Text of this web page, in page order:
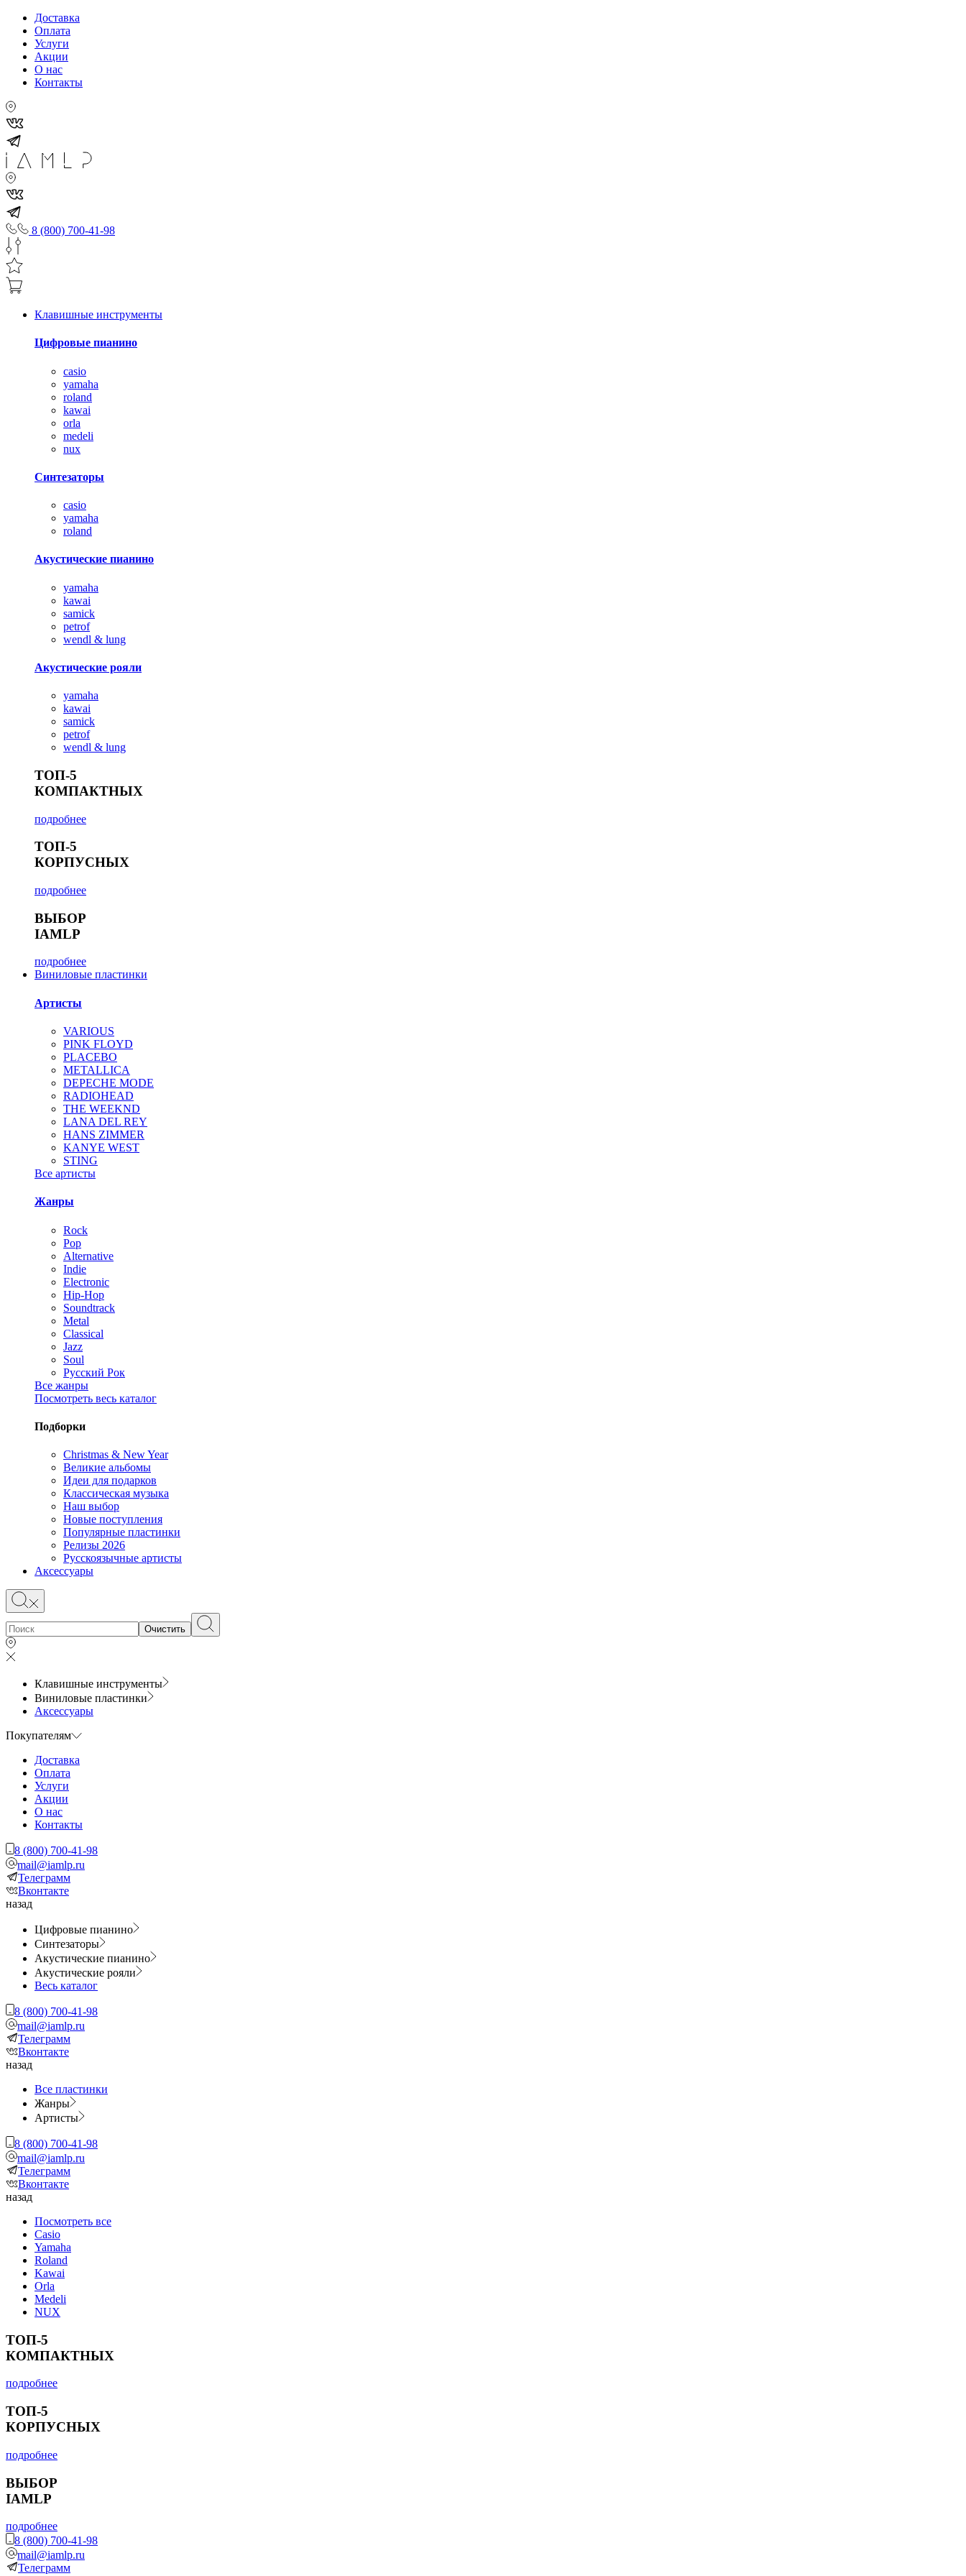
Доставка
Оплата
Услуги
Акции
О нас
Контакты
8 (800) 700-41-98
Клавишные инструменты
Цифровые пианино
casio
yamaha
roland
kawai
orla
medeli
nux
Синтезаторы
casio
yamaha
roland
Акустические пианино
yamaha
kawai
samick
petrof
wendl & lung
Акустические рояли
yamaha
kawai
samick
petrof
wendl & lung
ТОП-5
КОМПАКТНЫХ
подробнее
ТОП-5
КОРПУСНЫХ
подробнее
ВЫБОР
IAMLP
подробнее
Виниловые пластинки
Артисты
VARIOUS
PINK FLOYD
PLACEBO
METALLICA
DEPECHE MODE
RADIOHEAD
THE WEEKND
LANA DEL REY
HANS ZIMMER
KANYE WEST
STING
Все артисты
Жанры
Rock
Pop
Alternative
Indie
Electronic
Hip-Hop
Soundtrack
Metal
Classical
Jazz
Soul
Русский Рок
Все жанры
Посмотреть весь каталог
Подборки
Christmas & New Year
Великие альбомы
Идеи для подарков
Классическая музыка
Наш выбор
Новые поступления
Популярные пластинки
Релизы 2026
Русскоязычные артисты
Аксессуары
Очистить
Клавишные инструменты
Виниловые пластинки
Аксессуары
Покупателям
Доставка
Оплата
Услуги
Акции
О нас
Контакты
8 (800) 700-41-98
mail@iamlp.ru
Телеграмм
Вконтакте
назад
Цифровые пианино
Синтезаторы
Акустические пианино
Акустические рояли
Весь каталог
8 (800) 700-41-98
mail@iamlp.ru
Телеграмм
Вконтакте
назад
Все пластинки
Жанры
Артисты
8 (800) 700-41-98
mail@iamlp.ru
Телеграмм
Вконтакте
назад
Посмотреть все
Casio
Yamaha
Roland
Kawai
Orla
Medeli
NUX
ТОП-5
КОМПАКТНЫХ
подробнее
ТОП-5
КОРПУСНЫХ
подробнее
ВЫБОР
IAMLP
подробнее
8 (800) 700-41-98
mail@iamlp.ru
Телеграмм